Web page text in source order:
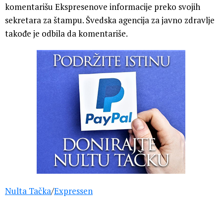
komentarišu Ekspresenove informacije preko svojih
sekretara za štampu. Švedska agencija za javno zdravlje
takođe je odbila da komentariše.
Nulta Tačka/Expressen